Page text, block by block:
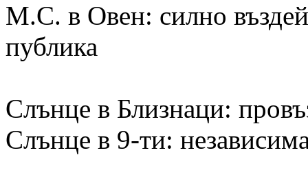
М.С. в Овен: силно
публика
Слънце в Близнаци:
Слънце в 9-ти: